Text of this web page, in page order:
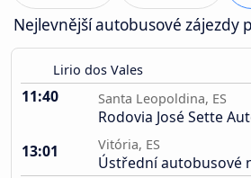
Nejlevnější autobusové zájezdy
Lirio dos Vales
11:40 Santa Leopoldina, ES
Rodovia José Sette
13:01
Vitória, ES
Ústřední autobusové